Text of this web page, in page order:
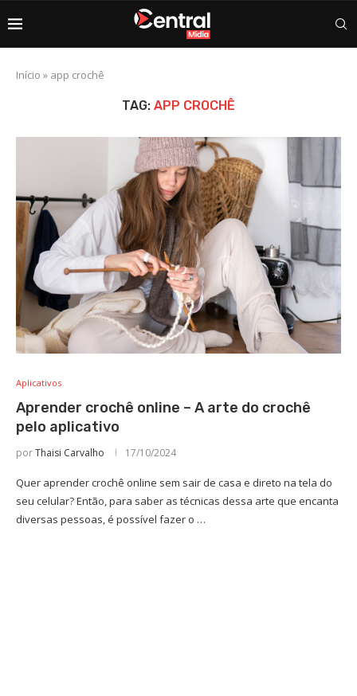
Início » app crochê
TAG: APP CROCHÊ
Aplicativos
Aprender crochê online – A arte do crochê
pelo aplicativo
porThaisi Carvalho 17/10/2024
Quer aprender crochê online sem sair de casa e direto na tela do
seu celular? Então, para saber as técnicas dessa arte que encanta
diversas pessoas, é possível fazer o …